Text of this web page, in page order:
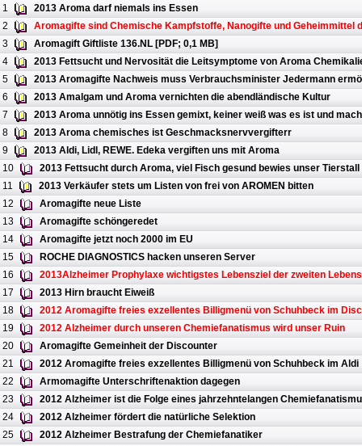
1
2013 Aroma darf niemals ins Essen
2
Aromagifte sind Chemische Kampfstoffe, Nanogifte und Geheimmittel
3
Aromagift Giftliste 136.NL [PDF; 0,1 MB]
4
2013 Fettsucht und Nervosität die Leitsymptome von Aroma
5
2013 Aromagifte Nachweis muss Verbrauchsminister Jedermann
6
2013 Amalgam und Aroma vernichten die abendländische Kultur
7
2013 Aroma unnötig ins Essen gemixt, keiner weiß was es ist und
8
2013 Aroma chemisches ist Geschmacksnervvergifterr
9
2013 Aldi, Lidl, REWE. Edeka vergiften uns mit Aroma
10
2013 Fettsucht durch Aroma, viel Fisch gesund bewies unser Tierstall
11
2013 Verkäufer stets um Listen von frei von AROMEN bitten
12
Aromagifte neue Liste
13
Aromagifte schöngeredet
14
Aromagifte jetzt noch 2000 im EU
15
ROCHE DIAGNOSTICS hacken unseren Server
16
2013Alzheimer Prophylaxe wichtigstes Lebensziel der zweiten
17
2013 Hirn braucht Eiweiß
18
2012 Aromagifte freies exzellentes Billigmenü von Schuhbeck im
19
2012 Alzheimer durch unseren Chemiefanatismus wird unser Ruin
20
Aromagifte Gemeinheit der Discounter
21
2012 Aromagifte freies exzellentes Billigmenü von Schuhbeck im Aldi
22
Armomagifte Unterschriftenaktion dagegen
23
2012 Alzheimer ist die Folge eines jahrzehntelangen
24
2012 Alzheimer fördert die natürliche Selektion
25
2012 Alzheimer Bestrafung der Chemiefanatiker